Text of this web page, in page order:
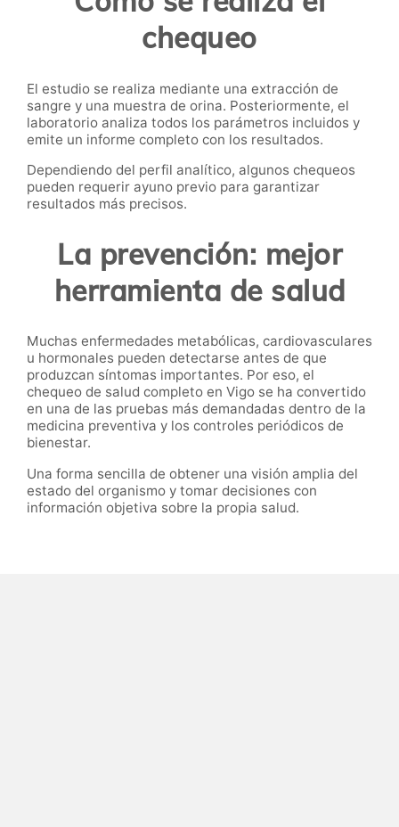
chequeo
El estudio se realiza mediante una extracción de
sangre y una muestra de orina. Posteriormente, el
laboratorio analiza todos los parámetros incluidos y
emite un informe completo con los resultados.
Dependiendo del perfil analítico, algunos chequeos
pueden requerir ayuno previo para garantizar
resultados más precisos.
La prevención: mejor
herramienta de salud
Muchas enfermedades metabólicas, cardiovasculares
u hormonales pueden detectarse antes de que
produzcan síntomas importantes. Por eso, el
chequeo de salud completo en Vigo se ha convertido
en una de las pruebas más demandadas dentro de la
medicina preventiva y los controles periódicos de
bienestar.
Una forma sencilla de obtener una visión amplia del
estado del organismo y tomar decisiones con
información objetiva sobre la propia salud.